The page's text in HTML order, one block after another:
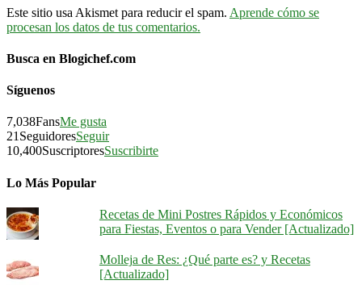
Este sitio usa Akismet para reducir el spam. Aprende cómo se
procesan los datos de tus comentarios.
Busca en Blogichef.com
Síguenos
7,038FansMe gusta
21SeguidoresSeguir
10,400SuscriptoresSuscribirte
Lo Más Popular
Recetas de Mini Postres Rápidos y Económicos
para Fiestas, Eventos o para Vender [Actualizado]
Molleja de Res: ¿Qué parte es? y Recetas
[Actualizado]